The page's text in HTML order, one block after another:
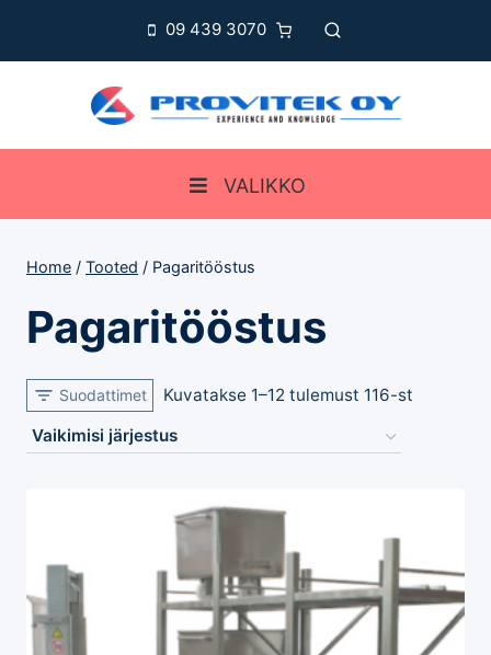
09 439 3070
VALIKKO
Home / Tooted / Pagaritööstus
Pagaritööstus
Suodattimet Kuvatakse 1–12 tulemust 116-st